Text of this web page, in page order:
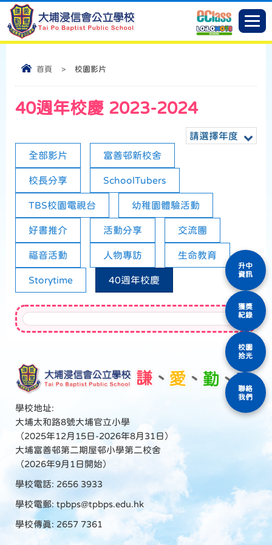
首頁 > 校園影片
40週年校慶 2023-2024
請選擇年度
全部影片
富善邨新校舍
校長分享 SchoolTubers
TBS校園電視台 幼稚園體驗活動
好書推介 活動分享 交流團
福音活動 人物專訪 生命教育
Storytime 40週年校慶
學校地址:
大埔太和路8號大埔官立小學
（2025年12月15日-2026年8月31日）
大埔富善邨第二期屋邨小學第二校舍
（2026年9月1日開始）
學校電話: 2656 3933
學校電郵: tpbps@tpbps.edu.hk
學校傳真: 2657 7361
升中
資訊
獲獎
紀錄
校園
拾光
聯絡
我們